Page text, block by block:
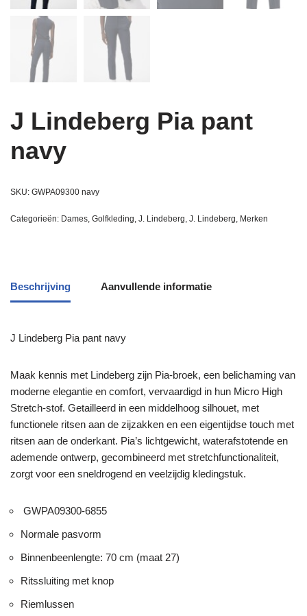
J Lindeberg Pia pant
navy
SKU: GWPA09300 navy
Categorieën: Dames Golfkleding J. Lindeberg J. Lindeberg Merken
Beschrijving Aanvullende informatie
J Lindeberg Pia pant navy
Maak kennis met Lindeberg zijn Pia-broek, een belichaming van
moderne elegantie en comfort, vervaardigd in hun Micro High
Stretch-stof. Getailleerd in een middelhoog silhouet, met
functionele ritsen aan de zijzakken en een eigentijdse touch met
ritsen aan de onderkant. Pia’s lichtgewicht, waterafstotende en
ademende ontwerp, gecombineerd met stretchfunctionaliteit,
zorgt voor een sneldrogend en veelzijdig kledingstuk.
GWPA09300-6855
Normale pasvorm
Binnenbeenlengte: 70 cm (maat 27)
Ritssluiting met knop
Riemlussen